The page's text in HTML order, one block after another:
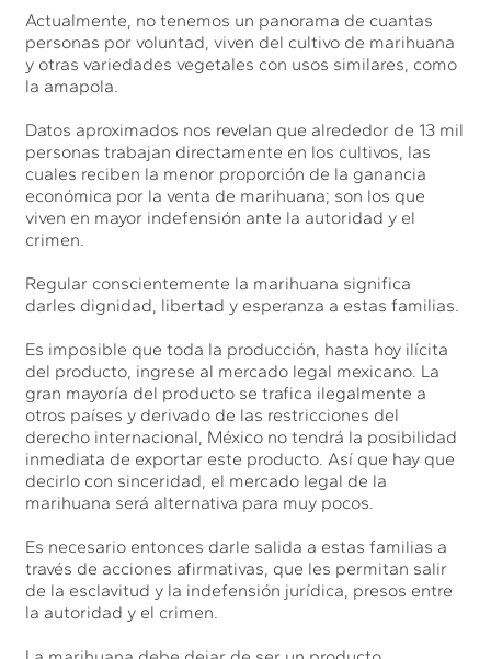
Actualmente, no tenemos un panorama de cuantas
personas por voluntad, viven del cultivo de marihuana
y otras variedades vegetales con usos similares, como
la amapola.
Datos aproximados nos revelan que alrededor de 13 mil
personas trabajan directamente en los cultivos, las
cuales reciben la menor proporción de la ganancia
económica por la venta de marihuana; son los que
viven en mayor indefensión ante la autoridad y el
crimen.
Regular conscientemente la marihuana significa
darles dignidad, libertad y esperanza a estas familias.
Es imposible que toda la producción, hasta hoy ilícita
del producto, ingrese al mercado legal mexicano. La
gran mayoría del producto se trafica ilegalmente a
otros países y derivado de las restricciones del
derecho internacional, México no tendrá la posibilidad
inmediata de exportar este producto. Así que hay que
decirlo con sinceridad, el mercado legal de la
marihuana será alternativa para muy pocos.
Es necesario entonces darle salida a estas familias a
través de acciones afirmativas, que les permitan salir
de la esclavitud y la indefensión jurídica, presos entre
la autoridad y el crimen.